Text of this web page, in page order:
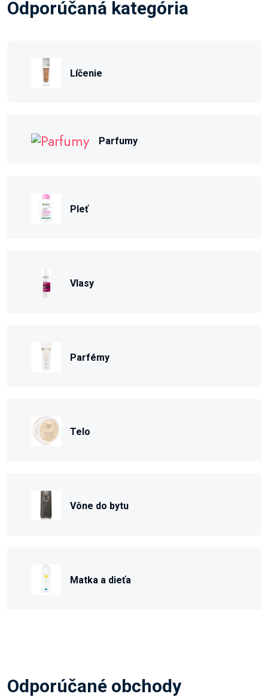
Odporúčaná kategória
Líčenie
Parfumy
Pleť
Vlasy
Parfémy
Telo
Vône do bytu
Matka a dieťa
Odporúčané obchody